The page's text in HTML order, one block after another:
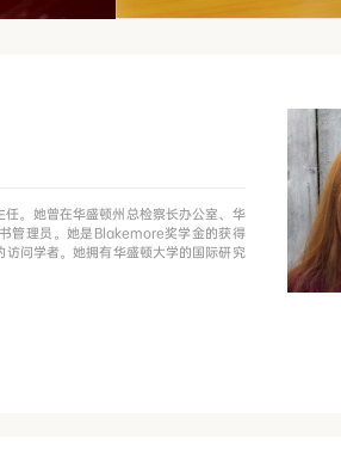
。她曾在华盛顿州总检察长办公室、华
管理员。她是Blakemore奖学金的获得
问学者。她拥有华盛顿大学的国际研究